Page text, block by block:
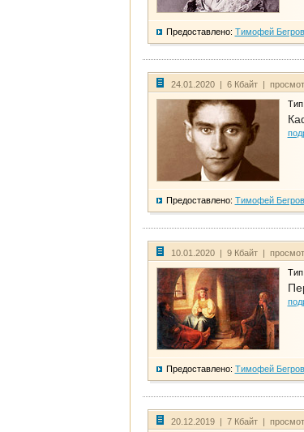
Предоставлено: Тимофей Бегров
24.01.2020 | 6 Кбайт |
Тип:
Предоставлено: Тимофей Бегров
10.01.2020 | 9 Кбайт |
Тип:
Предоставлено: Тимофей Бегров
20.12.2019 | 7 Кбайт |